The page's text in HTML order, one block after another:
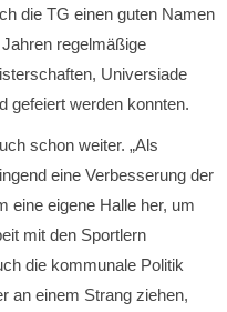
die TG einen guten Namen
regelmäßige
Universiade
gefeiert werden konnten.
schon weiter. „Als
eine Verbesserung der
eine eigene Halle her, um
mit den Sportlern
die kommunale Politik
an einem Strang ziehen,